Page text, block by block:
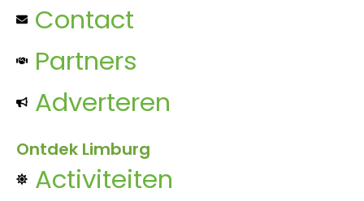
Contact
Partners
Adverteren
Ontdek Limburg
Activiteiten